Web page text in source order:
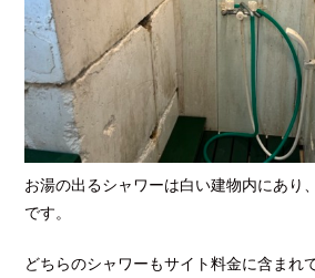
お湯の出るシャワーは白い建物内にあり
です。
どちらのシャワーもサイト料金に含まれ